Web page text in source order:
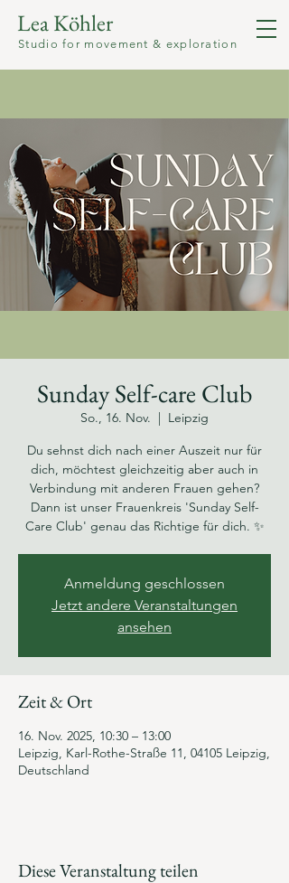
Lea Köhler
Studio for movement & exploration
Sunday Self-care Club
So., 16. Nov.
  |
Leipzig
Du sehnst dich nach einer Auszeit nur für
dich, möchtest gleichzeitig aber auch in
Verbindung mit anderen Frauen gehen?
Dann ist unser Frauenkreis 'Sunday Self-
Care Club' genau das Richtige für dich. ✨
Anmeldung geschlossen
Jetzt andere Veranstaltungen
ansehen
Zeit & Ort
16. Nov. 2025, 10:30 – 13:00
Leipzig, Karl-Rothe-Straße 11, 04105 Leipzig,
Deutschland
Diese Veranstaltung teilen